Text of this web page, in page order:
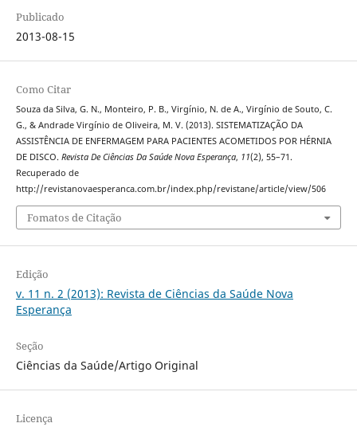
Publicado
2013-08-15
Como Citar
Souza da Silva, G. N., Monteiro, P. B., Virgínio, N. de A., Virgínio de Souto, C.
G., & Andrade Virgínio de Oliveira, M. V. (2013). SISTEMATIZAÇÃO DA
ASSISTÊNCIA DE ENFERMAGEM PARA PACIENTES ACOMETIDOS POR HÉRNIA
DE DISCO. Revista De Ciências Da Saúde Nova Esperança, 11(2), 55–71.
Recuperado de
http://revistanovaesperanca.com.br/index.php/revistane/article/view/506
Fomatos de Citação
Edição
v. 11 n. 2 (2013): Revista de Ciências da Saúde Nova
Esperança
Seção
Ciências da Saúde/Artigo Original
Licença